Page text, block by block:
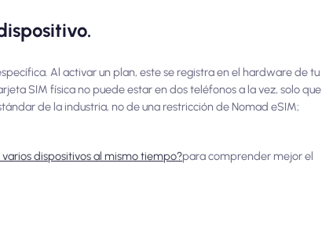
Al activar un plan, este se registra en el hardware de tu
SIM física no puede estar en dos teléfonos a la vez, solo que
de la industria, no de una restricción de Nomad eSIM;
dispositivos al mismo tiempo?para comprender mejor el